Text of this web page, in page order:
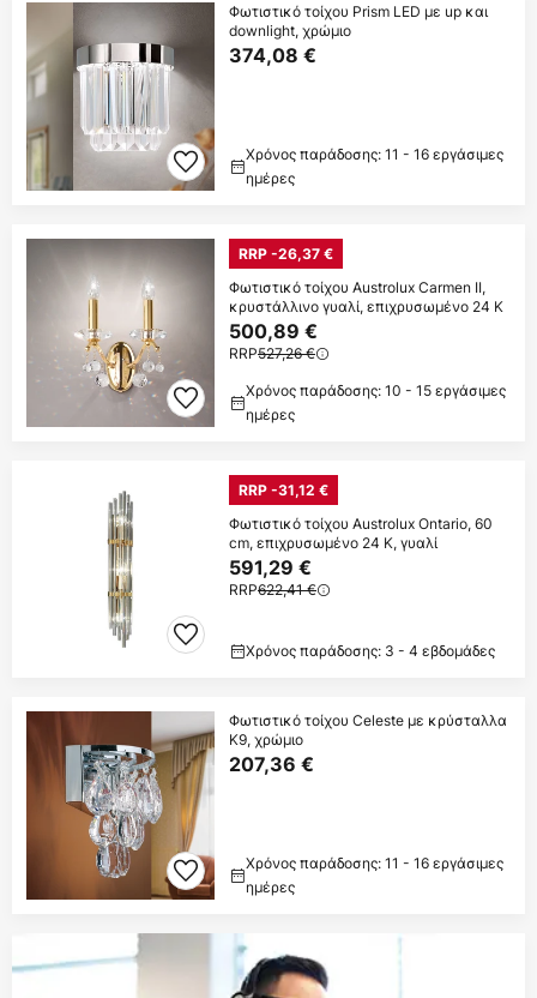
Φωτιστικό τοίχου Prism LED με up και
downlight, χρώμιο
374,08 €
Χρόνος παράδοσης: 11 - 16 εργάσιμες
ημέρες
RRP -26,37 €
Φωτιστικό τοίχου Austrolux Carmen II,
κρυστάλλινο γυαλί, επιχρυσωμένο 24 K
500,89 €
RRP527,26 €
Χρόνος παράδοσης: 10 - 15 εργάσιμες
ημέρες
RRP -31,12 €
Φωτιστικό τοίχου Austrolux Ontario, 60
cm, επιχρυσωμένο 24 K, γυαλί
591,29 €
RRP622,41 €
Χρόνος παράδοσης: 3 - 4 εβδομάδες
Φωτιστικό τοίχου Celeste με κρύσταλλα
Κ9, χρώμιο
207,36 €
Χρόνος παράδοσης: 11 - 16 εργάσιμες
ημέρες